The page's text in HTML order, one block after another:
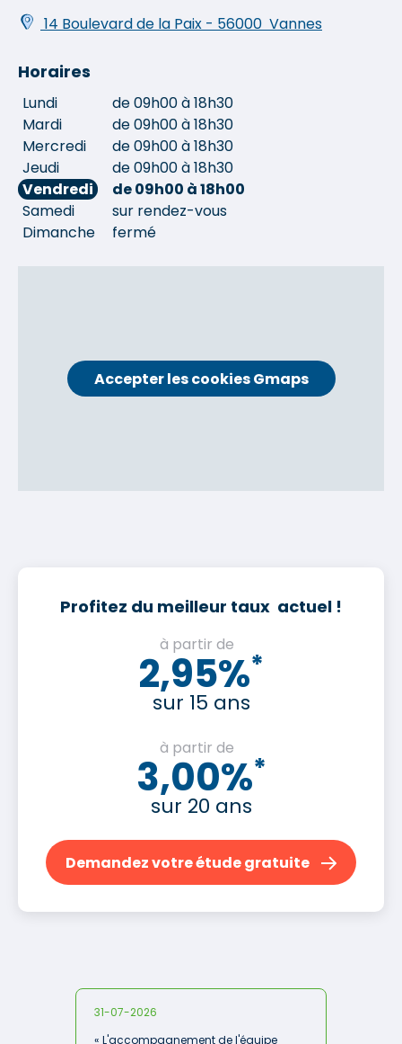
14 Boulevard de la Paix - 56000 Vannes
Horaires
Lundi
de 09h00 à 18h30
Mardi
de 09h00 à 18h30
Mercredi
de 09h00 à 18h30
Jeudi
de 09h00 à 18h30
Vendredi
de 09h00 à 18h00
Samedi
sur rendez-vous
Dimanche
fermé
Accepter les cookies Gmaps
Profitez du meilleur taux actuel !
à partir de
2,95%*
sur 15 ans
à partir de
3,00%*
sur 20 ans
Demandez votre étude gratuite
31-07-2026
« L'accompagnement de l'équipe